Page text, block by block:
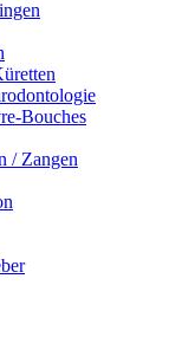
Bouches
/ Zangen